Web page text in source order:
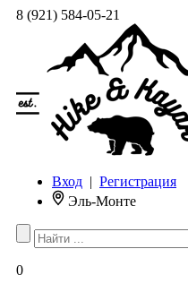
8 (921) 584-05-21
Вход | Регистрация
Эль-Монте
0